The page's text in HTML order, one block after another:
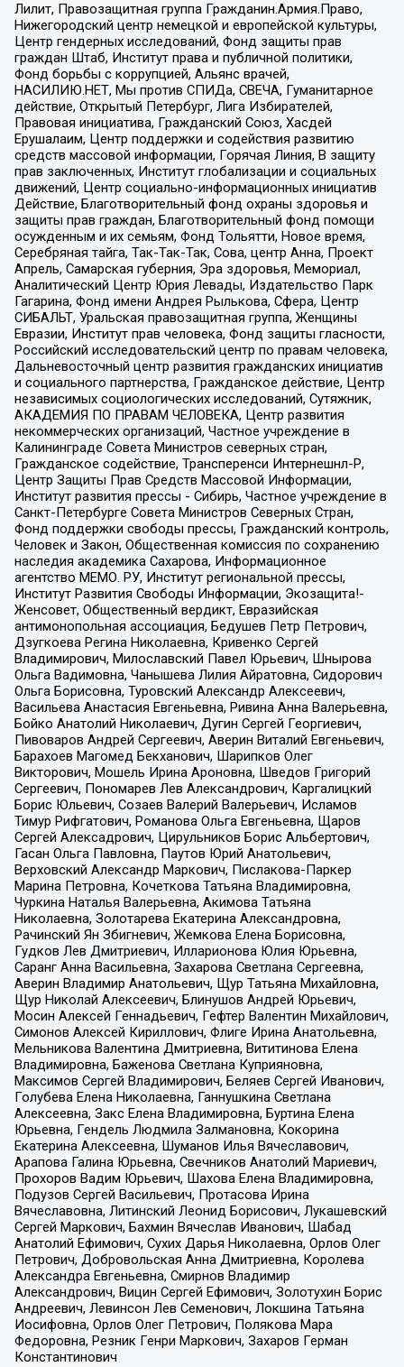
Лилит, Правозащитная группа Гражданин.Армия.Право,
Нижегородский центр немецкой и европейской культуры,
Центр гендерных исследований, Фонд защиты прав
граждан Штаб, Институт права и публичной политики,
Фонд борьбы с коррупцией, Альянс врачей,
НАСИЛИЮ.НЕТ, Мы против СПИДа, СВЕЧА, Гуманитарное
действие, Открытый Петербург, Лига Избирателей,
Правовая инициатива, Гражданский Союз, Хасдей
Ерушалаим, Центр поддержки и содействия развитию
средств массовой информации, Горячая Линия, В защиту
прав заключенных, Институт глобализации и социальных
движений, Центр социально-информационных инициатив
Действие, Благотворительный фонд охраны здоровья и
защиты прав граждан, Благотворительный фонд помощи
осужденным и их семьям, Фонд Тольятти, Новое время,
Серебряная тайга, Так-Так-Так, Сова, центр Анна, Проект
Апрель, Самарская губерния, Эра здоровья, Мемориал,
Аналитический Центр Юрия Левады, Издательство Парк
Гагарина, Фонд имени Андрея Рылькова, Сфера, Центр
СИБАЛЬТ, Уральская правозащитная группа, Женщины
Евразии, Институт прав человека, Фонд защиты гласности,
Российский исследовательский центр по правам человека,
Дальневосточный центр развития гражданских инициатив
и социального партнерства, Гражданское действие, Центр
независимых социологических исследований, Сутяжник,
АКАДЕМИЯ ПО ПРАВАМ ЧЕЛОВЕКА, Центр развития
некоммерческих организаций, Частное учреждение в
Калининграде Совета Министров северных стран,
Гражданское содействие, Трансперенси Интернешнл-Р,
Центр Защиты Прав Средств Массовой Информации,
Институт развития прессы - Сибирь, Частное учреждение в
Санкт-Петербурге Совета Министров Северных Стран,
Фонд поддержки свободы прессы, Гражданский контроль,
Человек и Закон, Общественная комиссия по сохранению
наследия академика Сахарова, Информационное
агентство МЕМО. РУ, Институт региональной прессы,
Институт Развития Свободы Информации, Экозащита!-
Женсовет, Общественный вердикт, Евразийская
антимонопольная ассоциация, Бедушев Петр Петрович,
Дзугкоева Регина Николаевна, Кривенко Сергей
Владимирович, Милославский Павел Юрьевич, Шнырова
Ольга Вадимовна, Чанышева Лилия Айратовна, Сидорович
Ольга Борисовна, Туровский Александр Алексеевич,
Васильева Анастасия Евгеньевна, Ривина Анна Валерьевна,
Бойко Анатолий Николаевич, Дугин Сергей Георгиевич,
Пивоваров Андрей Сергеевич, Аверин Виталий Евгеньевич,
Барахоев Магомед Бекханович, Шарипков Олег
Викторович, Мошель Ирина Ароновна, Шведов Григорий
Сергеевич, Пономарев Лев Александрович, Каргалицкий
Борис Юльевич, Созаев Валерий Валерьевич, Исламов
Тимур Рифгатович, Романова Ольга Евгеньевна, Щаров
Сергей Алексадрович, Цирульников Борис Альбертович,
Гасан Ольга Павловна, Паутов Юрий Анатольевич,
Верховский Александр Маркович, Пислакова-Паркер
Марина Петровна, Кочеткова Татьяна Владимировна,
Чуркина Наталья Валерьевна, Акимова Татьяна
Николаевна, Золотарева Екатерина Александровна,
Рачинский Ян Збигневич, Жемкова Елена Борисовна,
Гудков Лев Дмитриевич, Илларионова Юлия Юрьевна,
Саранг Анна Васильевна, Захарова Светлана Сергеевна,
Аверин Владимир Анатольевич, Щур Татьяна Михайловна,
Щур Николай Алексеевич, Блинушов Андрей Юрьевич,
Мосин Алексей Геннадьевич, Гефтер Валентин Михайлович,
Симонов Алексей Кириллович, Флиге Ирина Анатольевна,
Мельникова Валентина Дмитриевна, Вититинова Елена
Владимировна, Баженова Светлана Куприяновна,
Максимов Сергей Владимирович, Беляев Сергей Иванович,
Голубева Елена Николаевна, Ганнушкина Светлана
Алексеевна, Закс Елена Владимировна, Буртина Елена
Юрьевна, Гендель Людмила Залмановна, Кокорина
Екатерина Алексеевна, Шуманов Илья Вячеславович,
Арапова Галина Юрьевна, Свечников Анатолий Мариевич,
Прохоров Вадим Юрьевич, Шахова Елена Владимировна,
Подузов Сергей Васильевич, Протасова Ирина
Вячеславовна, Литинский Леонид Борисович, Лукашевский
Сергей Маркович, Бахмин Вячеслав Иванович, Шабад
Анатолий Ефимович, Сухих Дарья Николаевна, Орлов Олег
Петрович, Добровольская Анна Дмитриевна, Королева
Александра Евгеньевна, Смирнов Владимир
Александрович, Вицин Сергей Ефимович, Золотухин Борис
Андреевич, Левинсон Лев Семенович, Локшина Татьяна
Иосифовна, Орлов Олег Петрович, Полякова Мара
Федоровна, Резник Генри Маркович, Захаров Герман
Константинович